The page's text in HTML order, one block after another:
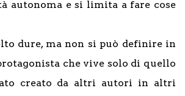
autonoma e si limita a fare cose
dure, ma non si può definire in
che vive solo di quello
creato da altri autori in altri